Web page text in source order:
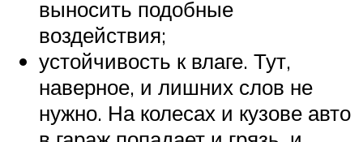
выносить подобные
воздействия;
устойчивость к влаге. Тут,
наверное, и лишних слов не
нужно. На колесах и кузове авто